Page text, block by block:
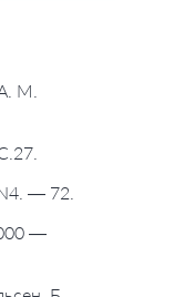
М.
— 72.
—